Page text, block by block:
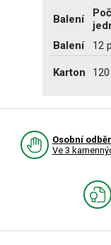
Balení
Balení 12
Karton
Osobní odběr
Ve 3